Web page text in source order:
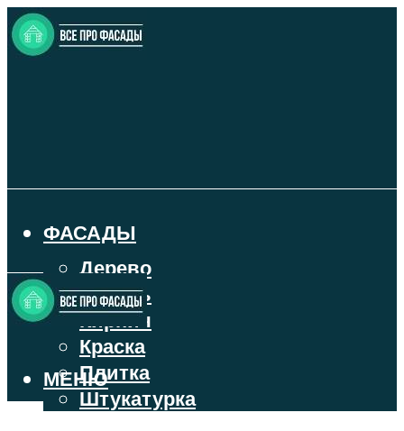
ФАСАДЫ
Дерево
Камень
Кирпич
Краска
Плитка
Штукатурка
МЕНЮ